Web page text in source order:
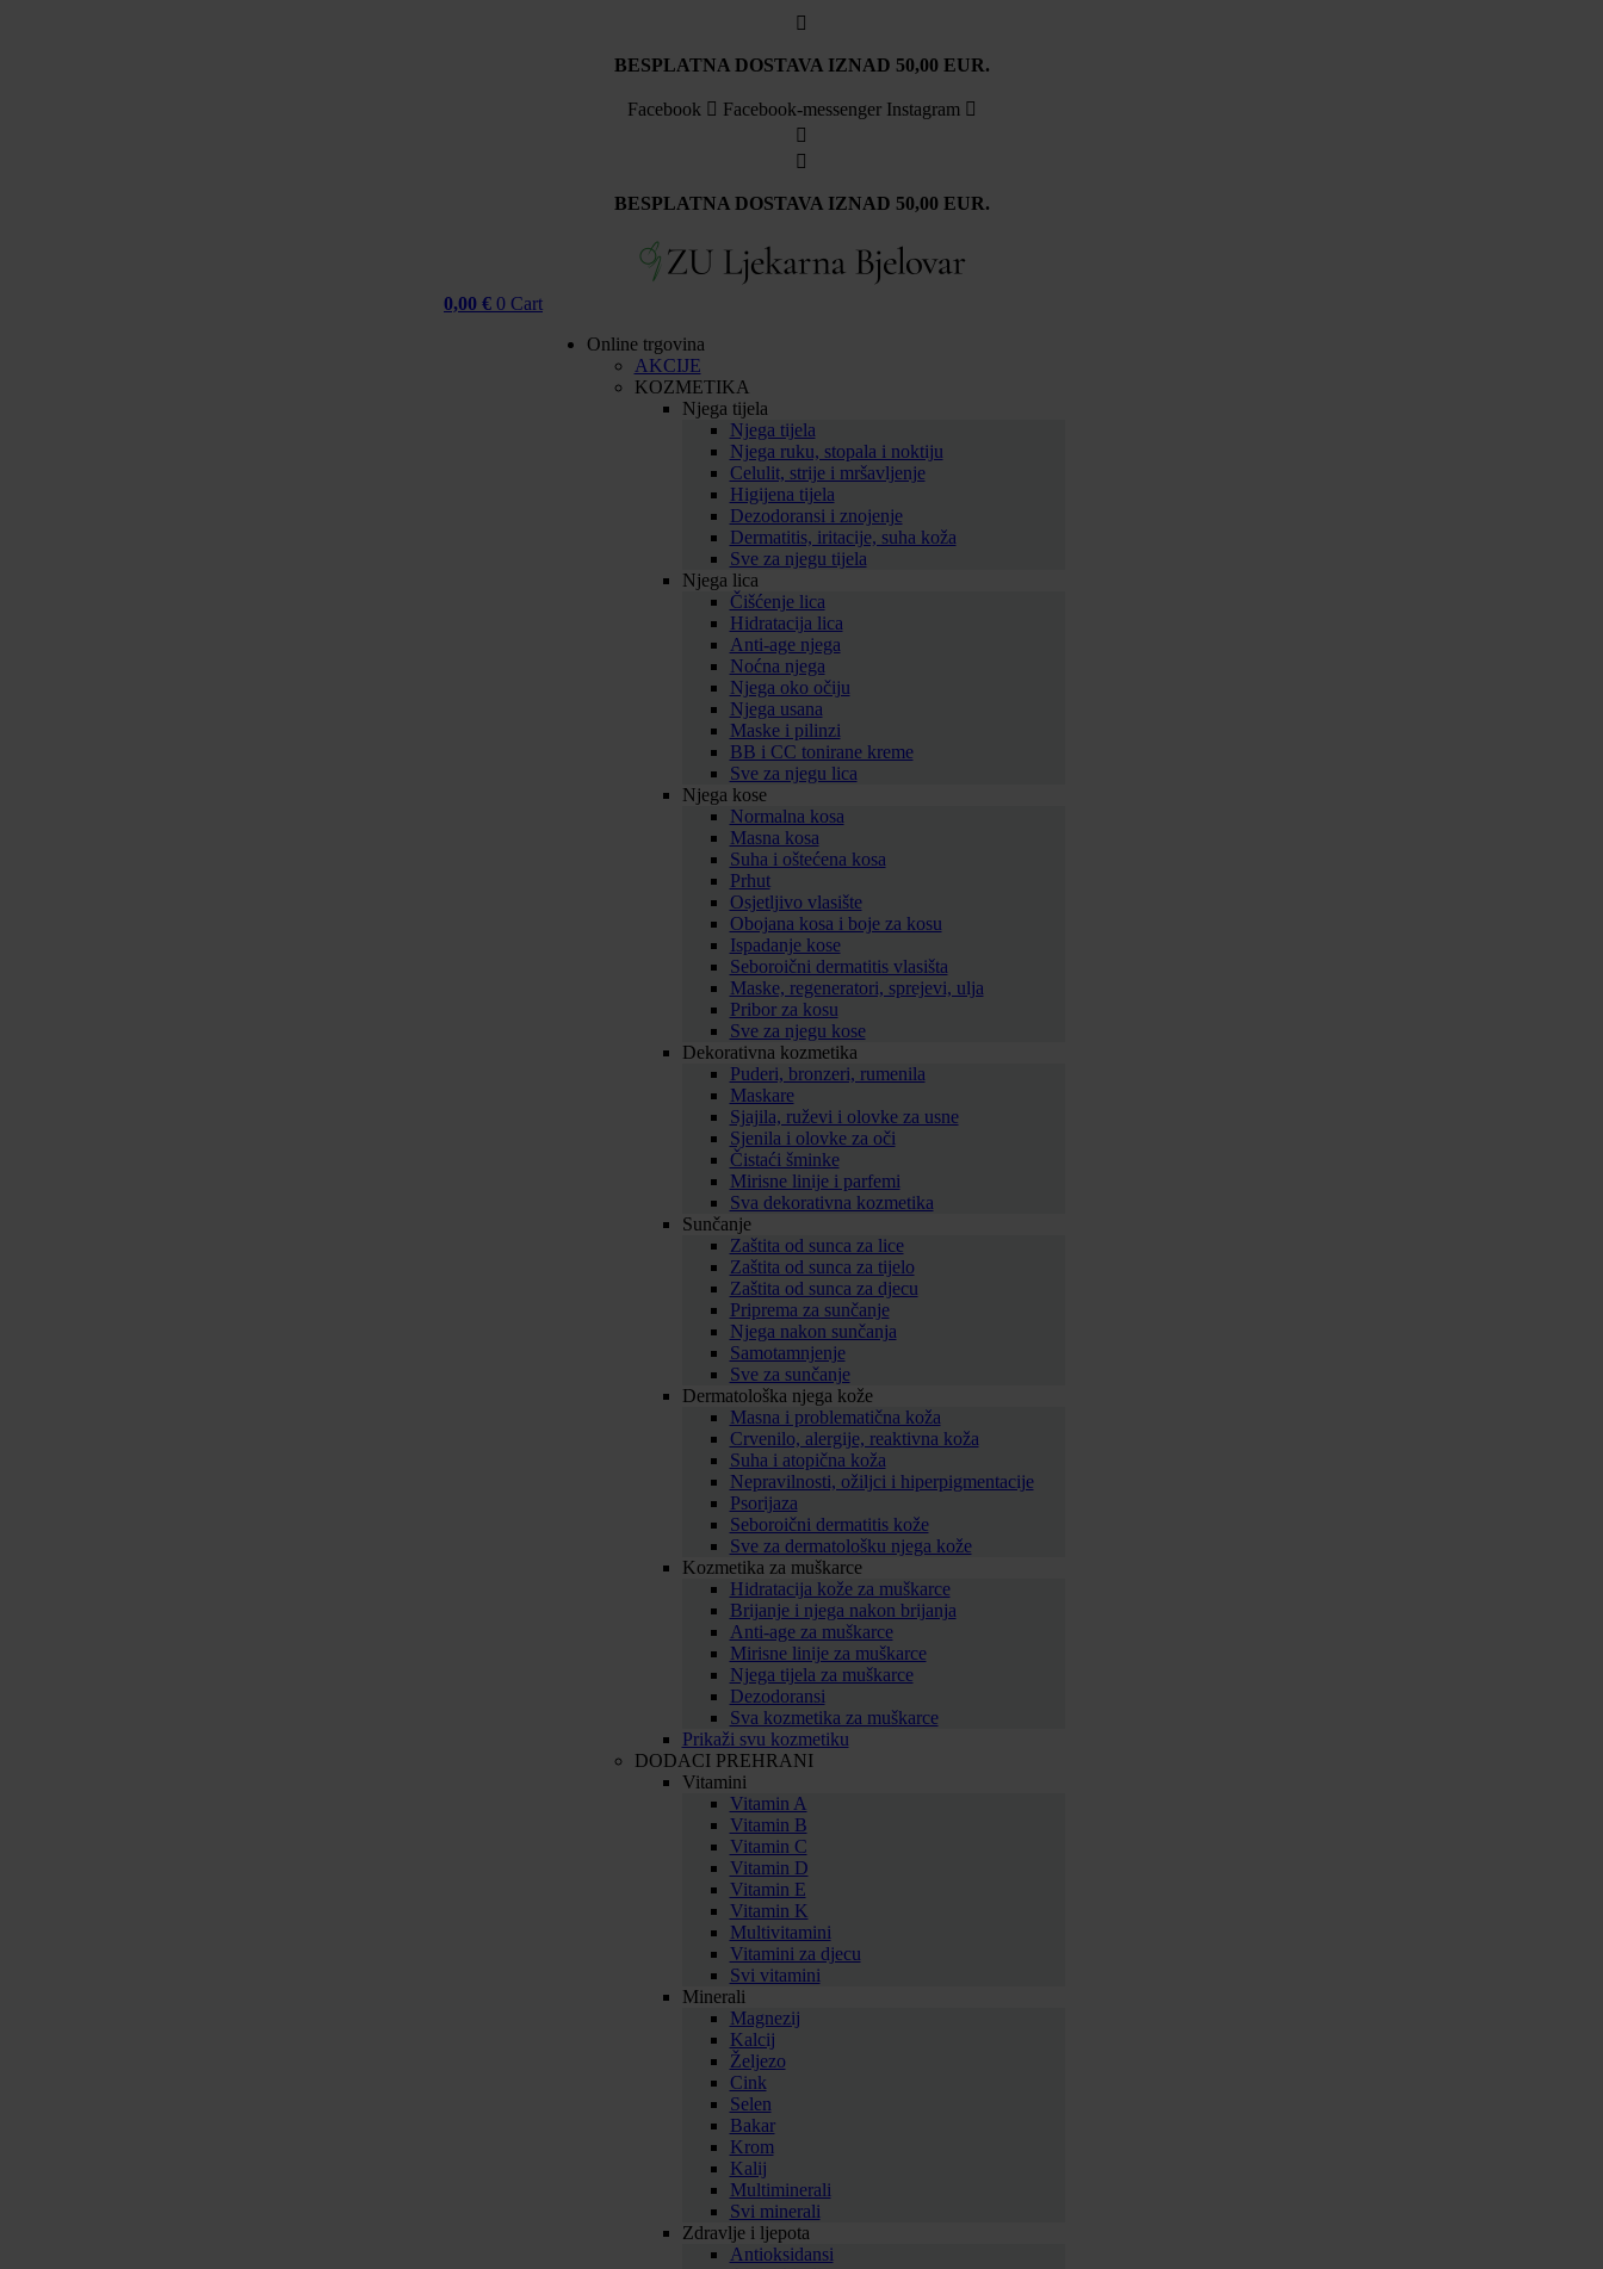
BESPLATNA DOSTAVA IZNAD 50,00 EUR.
Facebook Facebook-messenger Instagram
BESPLATNA DOSTAVA IZNAD 50,00 EUR.
0,00 € 0 Cart
Online trgovina
AKCIJE
KOZMETIKA
Njega tijela
Njega tijela
Njega ruku, stopala i noktiju
Celulit, strije i mršavljenje
Higijena tijela
Dezodoransi i znojenje
Dermatitis, iritacije, suha koža
Sve za njegu tijela
Njega lica
Čišćenje lica
Hidratacija lica
Anti-age njega
Noćna njega
Njega oko očiju
Njega usana
Maske i pilinzi
BB i CC tonirane kreme
Sve za njegu lica
Njega kose
Normalna kosa
Masna kosa
Suha i oštećena kosa
Prhut
Osjetljivo vlasište
Obojana kosa i boje za kosu
Ispadanje kose
Seboroični dermatitis vlasišta
Maske, regeneratori, sprejevi, ulja
Pribor za kosu
Sve za njegu kose
Dekorativna kozmetika
Puderi, bronzeri, rumenila
Maskare
Sjajila, ruževi i olovke za usne
Sjenila i olovke za oči
Čistaći šminke
Mirisne linije i parfemi
Sva dekorativna kozmetika
Sunčanje
Zaštita od sunca za lice
Zaštita od sunca za tijelo
Zaštita od sunca za djecu
Priprema za sunčanje
Njega nakon sunčanja
Samotamnjenje
Sve za sunčanje
Dermatološka njega kože
Masna i problematična koža
Crvenilo, alergije, reaktivna koža
Suha i atopična koža
Nepravilnosti, ožiljci i hiperpigmentacije
Psorijaza
Seboroični dermatitis kože
Sve za dermatološku njega kože
Kozmetika za muškarce
Hidratacija kože za muškarce
Brijanje i njega nakon brijanja
Anti-age za muškarce
Mirisne linije za muškarce
Njega tijela za muškarce
Dezodoransi
Sva kozmetika za muškarce
Prikaži svu kozmetiku
DODACI PREHRANI
Vitamini
Vitamin A
Vitamin B
Vitamin C
Vitamin D
Vitamin E
Vitamin K
Multivitamini
Vitamini za djecu
Svi vitamini
Minerali
Magnezij
Kalcij
Željezo
Cink
Selen
Bakar
Krom
Kalij
Multiminerali
Svi minerali
Zdravlje i ljepota
Antioksidansi